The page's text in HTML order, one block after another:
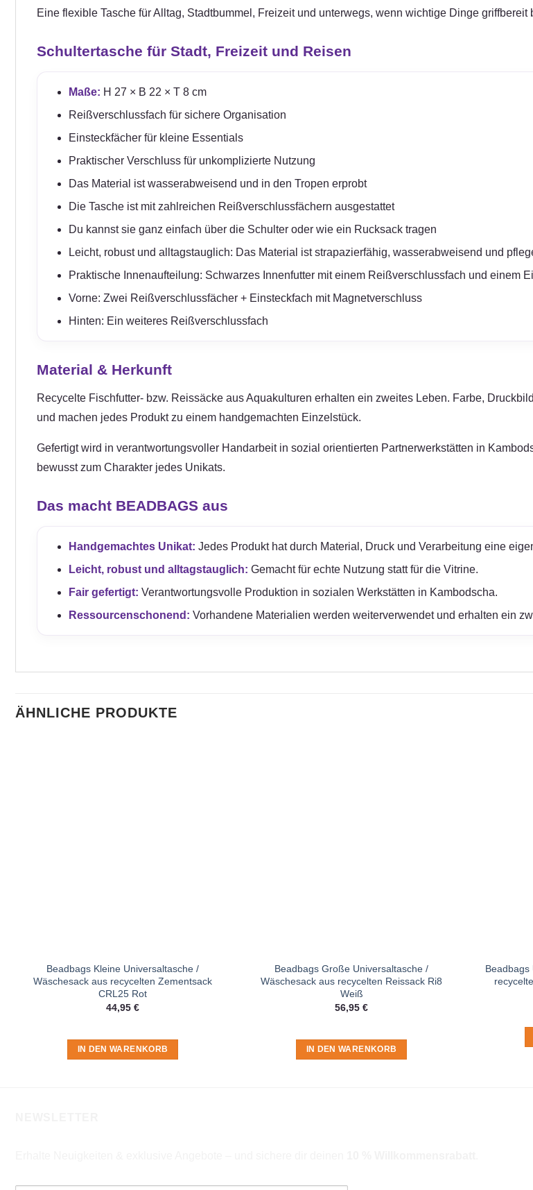
Eine flexible Tasche für Alltag, Stadtbummel, Freizeit und unterwegs, wenn wichtige Dinge griffbereit
Schultertasche für Stadt, Freizeit und Reisen
Maße: H 27 × B 22 × T 8 cm
Reißverschlussfach für sichere Organisation
Einsteckfächer für kleine Essentials
Praktischer Verschluss für unkomplizierte Nutzung
Das Material ist wasserabweisend und in den Tropen erprobt
Die Tasche ist mit zahlreichen Reißverschlussfächern ausgestattet
Du kannst sie ganz einfach über die Schulter oder wie ein Rucksack tragen
Leicht, robust und alltagstauglich: Das Material ist strapazierfähig, wasserabweisend und
Praktische Innenaufteilung: Schwarzes Innenfutter mit einem Reißverschlussfach und einem
Vorne: Zwei Reißverschlussfächer + Einsteckfach mit Magnetverschluss
Hinten: Ein weiteres Reißverschlussfach
Material & Herkunft
Recycelte Fischfutter- bzw. Reissäcke aus Aquakulturen erhalten ein zweites Leben. Farbe,
und machen jedes Produkt zu einem handgemachten Einzelstück.
Gefertigt wird in verantwortungsvoller Handarbeit in sozial orientierten Partnerwerkstätten in
bewusst zum Charakter jedes Unikats.
Das macht BEADBAGS aus
Handgemachtes Unikat: Jedes Produkt hat durch Material, Druck und Verarbeitung eine
Leicht, robust und alltagstauglich: Gemacht für echte Nutzung statt für die Vitrine.
Fair gefertigt: Verantwortungsvolle Produktion in sozialen Werkstätten in Kambodscha.
Ressourcenschonend: Vorhandene Materialien werden weiterverwendet und erhalten ein
ÄHNLICHE PRODUKTE
Beadbags Kleine Universaltasche /
Wäschesack aus recycelten Zementsack
CRL25 Rot
44,95 €
IN DEN WARENKORB
Beadbags Große Universaltasche /
Wäschesack aus recycelten Reissack Ri8
Weiß
56,95 €
IN DEN WARENKORB
Beadbags